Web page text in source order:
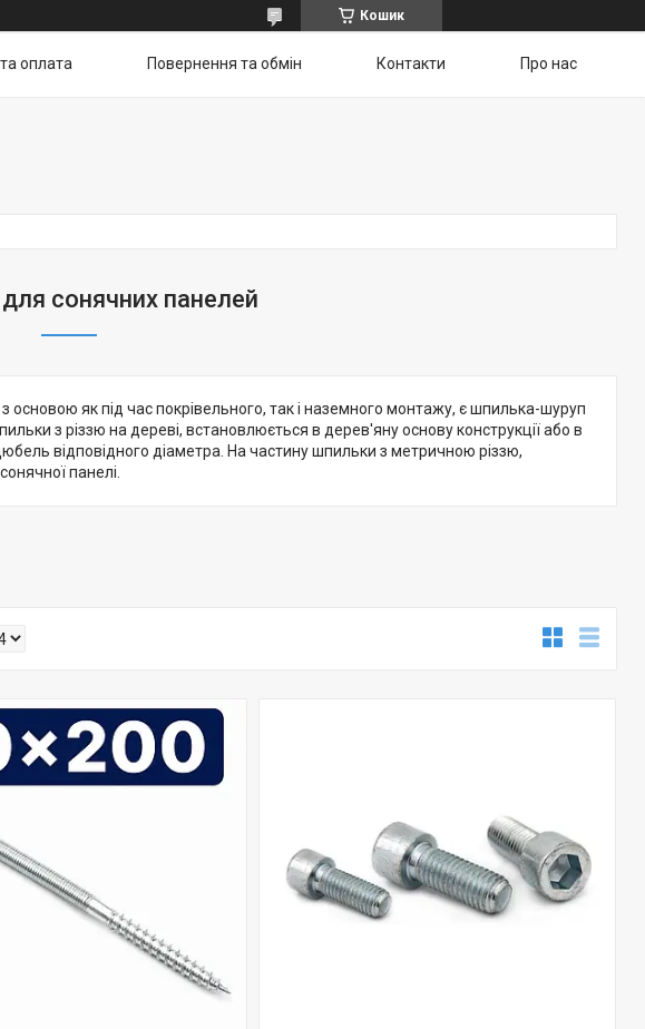
Кошик
оплата Повернення та обмін Контакти Про нас
для сонячних панелей
як під час покрівельного, так і наземного монтажу, є шпилька-шуруп
з різзю на дереві, встановлюється в дерев'яну основу конструкції або в
відповідного діаметра. На частину шпильки з метричною різзю,
панелі.